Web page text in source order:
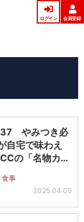
ログイン 会員登録
やみつき必
自宅で味わえ
の「名物カ…
食事
2025.04.05